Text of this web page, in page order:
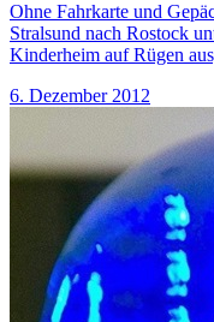
Ohne Fahrkarte und
Stralsund nach Rostock
Kinderheim auf Rügen
6. Dezember 2012